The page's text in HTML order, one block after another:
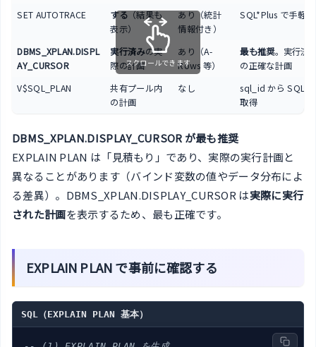
SET AUTOTRACE
する（結果も
表示）
あり（統計
情報付き）
SQL*Plus で手軽
DBMS_XPLAN.DISPL
AY_CURSOR
実行済みの実
際の計画
あり（A-
Rows 等）
最も推奨。実行済
の正確な計画
V$SQL_PLAN
共有プール内
の計画
なし
sql_id から SQL
取得
スクロールできます
DBMS_XPLAN.DISPLAY_CURSOR が最も推奨
EXPLAIN PLAN は「見積もり」であり、実際の実行計画と
異なることがあります（バインド変数の値やデータ分布によ
る差異）。DBMS_XPLAN.DISPLAY_CURSOR は実際に実行
された計画を表示するため、最も正確です。
EXPLAIN PLAN で事前に確認する
SQL（EXPLAIN PLAN 基本）